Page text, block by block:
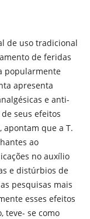
de uso tradicional
de feridas
popularmente
apresenta
e anti-
seus efeitos
apontam que a T.
ao
no auxílio
e distúrbios de
pesquisas mais
esses efeitos
teve- se como